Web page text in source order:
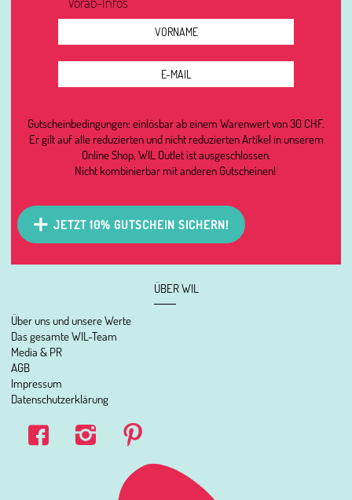
ÜBER WIL
Über uns und unsere Werte
Das gesamte WIL-Team
Media & PR
AGB
Impressum
Datenschutzerklärung
Gutscheinbedingungen: einlösbar ab einem Warenwert von 30 CHF.
Er gilt auf alle reduzierten und nicht reduzierten Artikel in unserem
Online Shop, WIL Outlet ist ausgeschlossen.
Nicht kombinierbar mit anderen Gutscheinen!
JETZT 10% GUTSCHEIN SICHERN!